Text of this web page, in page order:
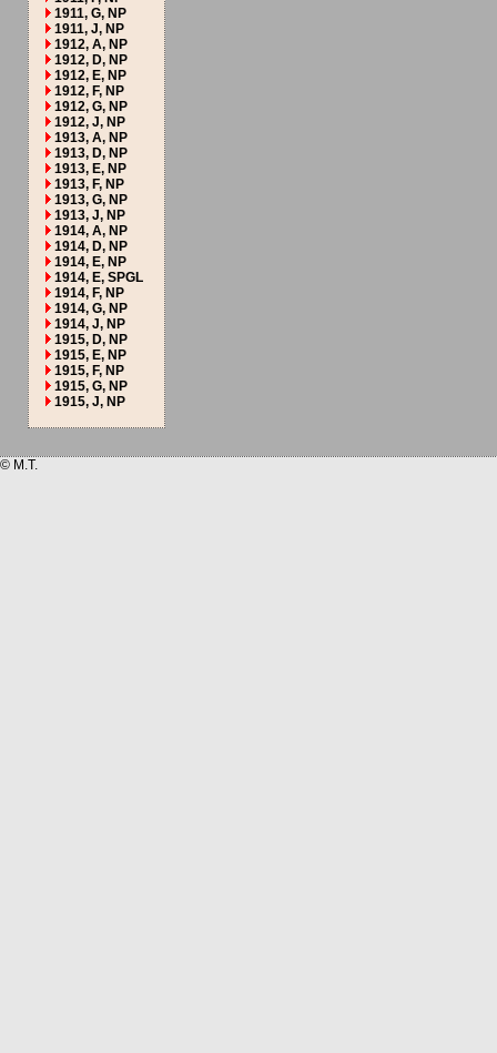
1911, G, NP
1911, J, NP
1912, A, NP
1912, D, NP
1912, E, NP
1912, F, NP
1912, G, NP
1912, J, NP
1913, A, NP
1913, D, NP
1913, E, NP
1913, F, NP
1913, G, NP
1913, J, NP
1914, A, NP
1914, D, NP
1914, E, NP
1914, E, SPGL
1914, F, NP
1914, G, NP
1914, J, NP
1915, D, NP
1915, E, NP
1915, F, NP
1915, G, NP
1915, J, NP
© M.T.